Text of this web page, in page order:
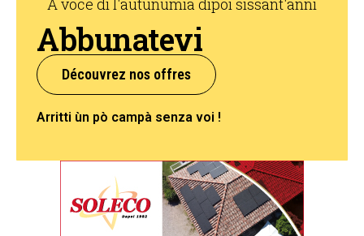
A voce di l'autunumia dipoi sissant'anni
Abbunatevi
Découvrez nos offres
Arritti ùn pò campà senza voi !